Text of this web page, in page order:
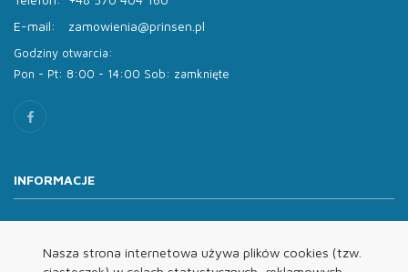
Nasza strona internetowa używa plików cookies (tzw.
E-mail:
zamowienia@prinsen.pl
Godziny otwarcia:
Pon - Pt: 8:00 - 14:00 Sob: zamknięte
INFORMACJE
Oferta